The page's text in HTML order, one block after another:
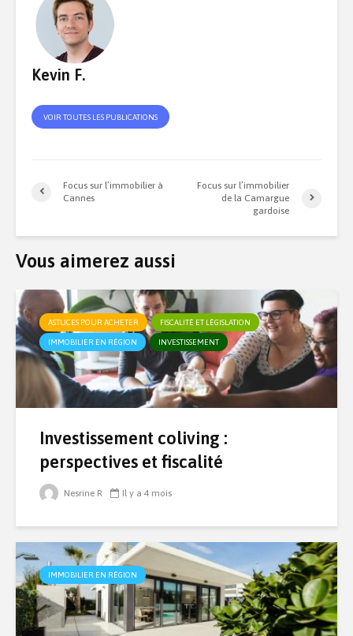
Kevin F.
VOIR TOUTES LES PUBLICATIONS
Focus sur l’immobilier à
Cannes
Focus sur l’immobilier
de la Camargue
gardoise
Vous aimerez aussi
ASTUCES POUR ACHETER FISCALITÉ ET LÉGISLATION
IMMOBILIER EN RÉGION INVESTISSEMENT
Investissement coliving :
perspectives et fiscalité
Nesrine R Il y a 4 mois
IMMOBILIER EN RÉGION